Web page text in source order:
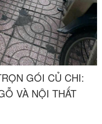
GÓI CỦ CHI:
VÀ NỘI THẤT